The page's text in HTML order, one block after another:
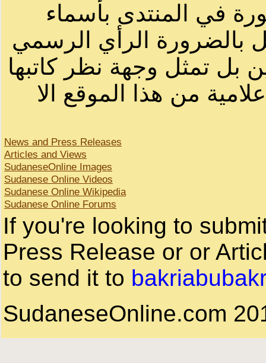
في المنتدى بأسماء
بالضرورة الرأي الرسمي
بل تمثل وجهة نظر كاتبها
من هذا الموقع الا
News and Press Releases
Articles and Views
SudaneseOnline Images
Sudanese Online Videos
Sudanese Online Wikipedia
Sudanese Online Forums
If you're looking to
Press Release or or
to send it to